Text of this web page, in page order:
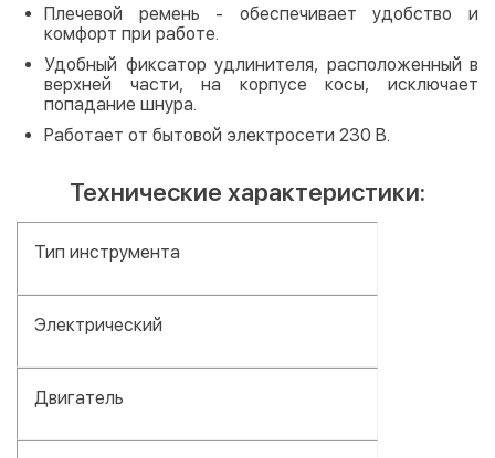
Плечевой ремень - обеспечивает удобство и
комфорт при работе.
Удобный фиксатор удлинителя, расположенный в
верхней части, на корпусе косы, исключает
попадание шнура.
Работает от бытовой электросети 230 В.
Технические характеристики:
Тип инструмента
Электрический
Двигатель